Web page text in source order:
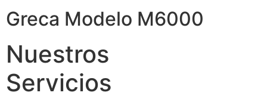
Greca Modelo M6000
Nuestros
Servicios